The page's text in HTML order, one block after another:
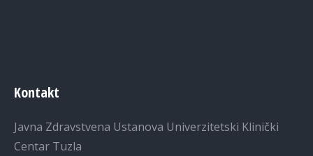
Kontakt
Javna Zdravstvena Ustanova Univerzitetski Klinički
Centar Tuzla